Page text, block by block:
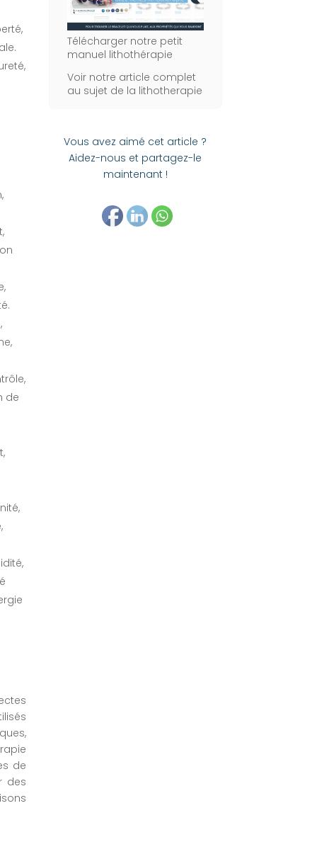
de
de
des
Télécharger notre petit
manuel lithothérapie
Voir notre article complet
au sujet de la lithotherapie
Vous avez aimé cet article ?
Aidez-nous et partagez-le
maintenant !